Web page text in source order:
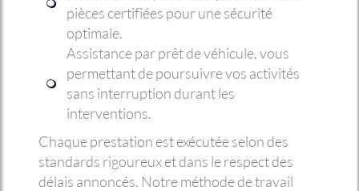
pièces certifiées pour une sécurité
optimale.
Assistance par prêt de véhicule, vous
permettant de poursuivre vos activités
sans interruption durant les
interventions.
Chaque prestation est exécutée selon des
standards rigoureux et dans le respect des
délais annoncés. Notre méthode de travail